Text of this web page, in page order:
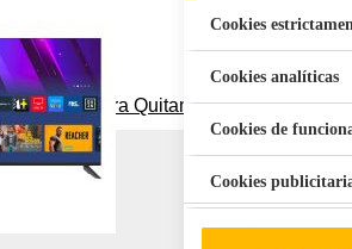
Aspiradora Quitamanchas 450W
Cookies
Cookies analíticas
Cookies de
Cookies